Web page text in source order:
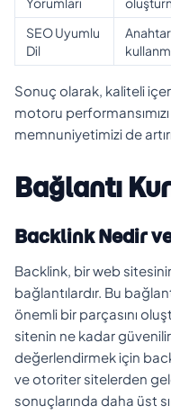
SEO Uyumlu
Dil
Sonuç olarak, kaliteli
motoru
memnuniyetimizi de
Bağlantı
Backlink Nedir
Backlink, bir web
bağlantılardır. Bu
önemli bir parçasını
sitenin ne kadar
değerlendirmek için
ve otoriter sitelerden
sonuçlarında daha üst